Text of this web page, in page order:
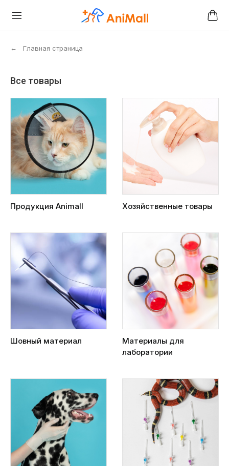
← Главная страница
Все товары
Продукция Animall Хозяйственные товары
Шовный материал
Материалы для
лаборатории